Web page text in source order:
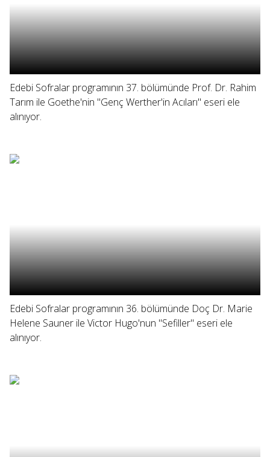
Edebi Sofralar programının 37. bölümünde Prof. Dr. Rahim
Tarım ile Goethe'nin "Genç Werther'in Acıları" eseri ele
alınıyor.
Edebi Sofralar programının 36. bölümünde Doç Dr. Marie
Helene Sauner ile Victor Hugo'nun "Sefiller" eseri ele
alınıyor.